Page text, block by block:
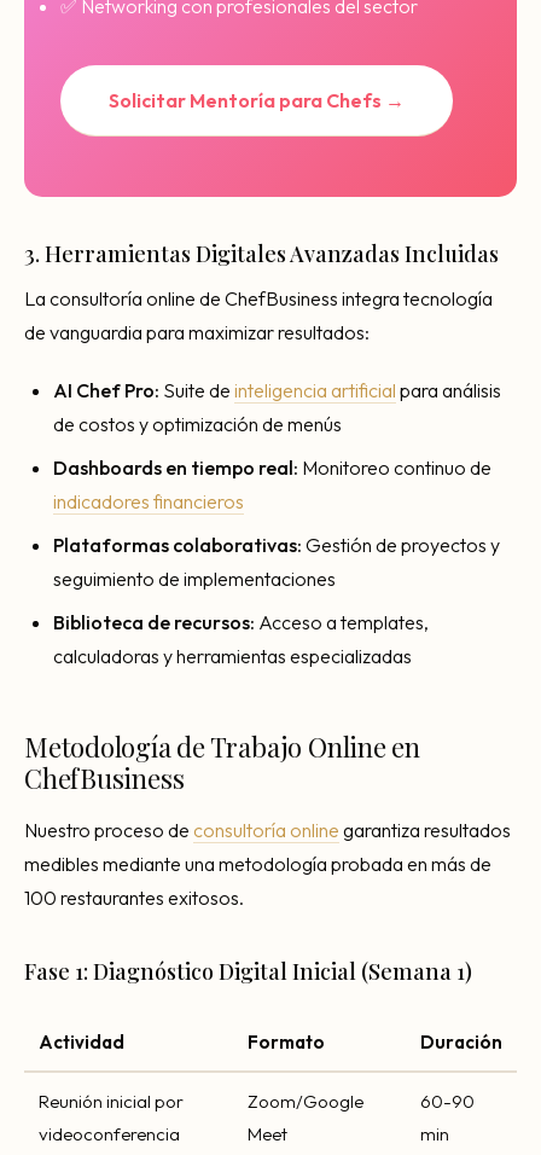
✅ Networking con profesionales del sector
Solicitar Mentoría para Chefs →
3. Herramientas Digitales Avanzadas Incluidas
La consultoría online de ChefBusiness integra tecnología
de vanguardia para maximizar resultados:
AI Chef Pro: Suite de inteligencia artificial para análisis
de costos y optimización de menús
Dashboards en tiempo real: Monitoreo continuo de
indicadores financieros
Plataformas colaborativas: Gestión de proyectos y
seguimiento de implementaciones
Biblioteca de recursos: Acceso a templates,
calculadoras y herramientas especializadas
Metodología de Trabajo Online en
ChefBusiness
Nuestro proceso de consultoría online garantiza resultados
medibles mediante una metodología probada en más de
100 restaurantes exitosos.
Fase 1: Diagnóstico Digital Inicial (Semana 1)
Actividad Formato Duración
Reunión inicial por
videoconferencia
Zoom/Google
Meet
60-90
min